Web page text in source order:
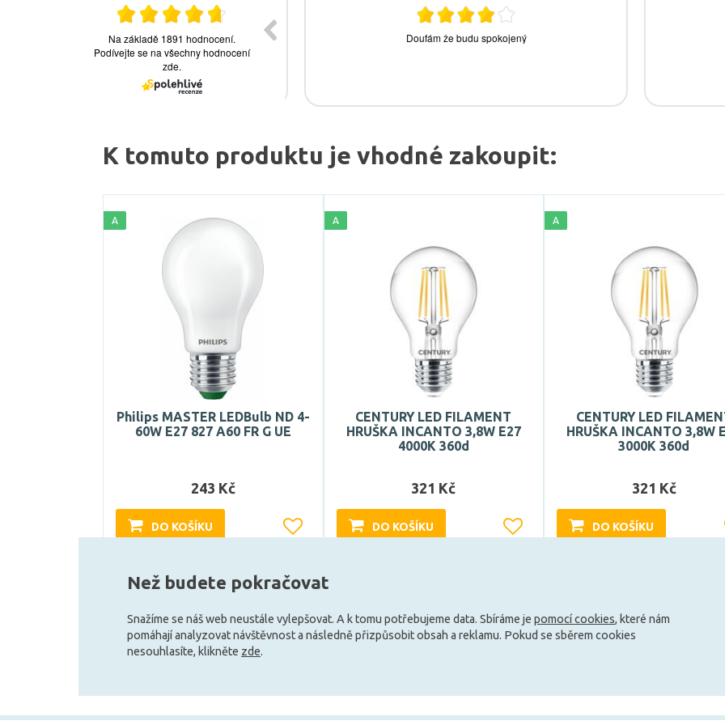
K tomuto produktu je vhodné zakoupit:
A
Philips MASTER LEDBulb ND 4-
60W E27 827 A60 FR G UE
243 Kč
DO KOŠÍKU
A
CENTURY LED FILAMENT
HRUŠKA INCANTO 3,8W E27
4000K 360d
321 Kč
DO KOŠÍKU
A
CENTURY LED
HRUŠKA INCANTO 3,8W
3000K 360d
321 Kč
DO KOŠÍKU
Načíst další
Než budete pokračovat
Snažíme se náš web neustále vylepšovat. A k tomu potřebujeme data. Sbíráme je pomocí cookies, které nám
pomáhají analyzovat návštěvnost a následně přizpůsobit obsah a reklamu. Pokud se sběrem cookies
nesouhlasíte, klikněte zde.